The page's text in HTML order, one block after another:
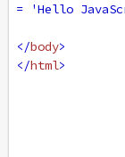
= 'Hello
</body>
</html>